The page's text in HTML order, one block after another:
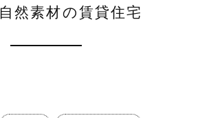
然素材の賃貸住宅